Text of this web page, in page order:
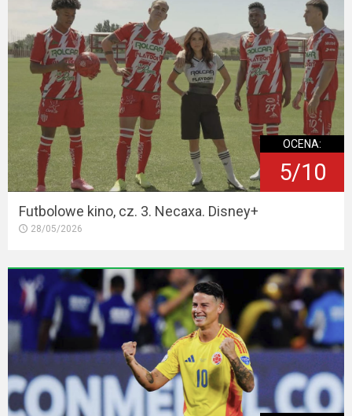
OCENA:
5/10
Futbolowe kino, cz. 3. Necaxa. Disney+
28/05/2026